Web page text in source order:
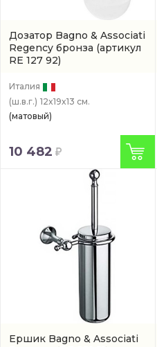
Дозатор Bagno & Associati
Regency бронза (артикул
RE 127 92)
Италия
(ш.в.г.) 12x19x13 см.
(матовый)
10 482
Ершик Bagno & Associati